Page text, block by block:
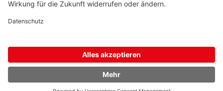
Hilligenwarf 5
entwicklung: decoit